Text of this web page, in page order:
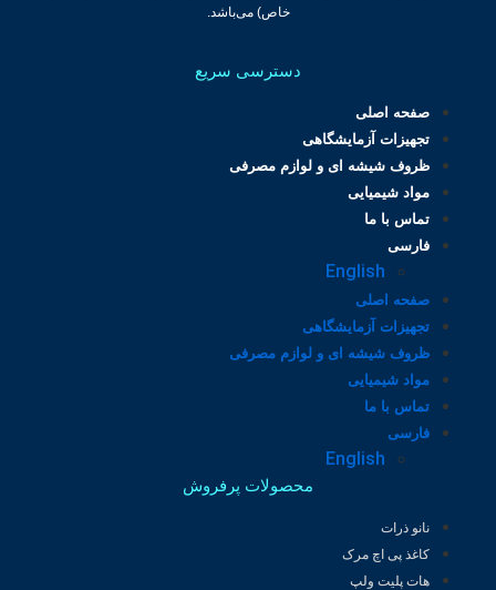
خاص) می‌باشد.
دسترسی سریع
صفحه اصلی
تجهیزات آزمایشگاهی
ظروف شیشه ای و لوازم مصرفی
مواد شیمیایی
تماس با ما
فارسی
English
صفحه اصلی
تجهیزات آزمایشگاهی
ظروف شیشه ای و لوازم مصرفی
مواد شیمیایی
تماس با ما
فارسی
English
محصولات پرفروش
نانو ذرات
کاغذ پی اچ مرک
هات پلیت ولپ